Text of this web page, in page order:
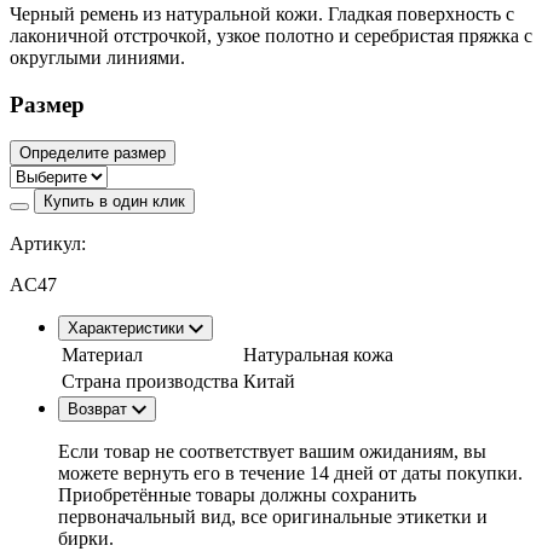
Черный ремень из натуральной кожи. Гладкая поверхность с
лаконичной отстрочкой, узкое полотно и серебристая пряжка с
округлыми линиями.
Размер
Определите размер
Купить в один клик
Артикул:
AC47
Характеристики
Материал
Натуральная кожа
Страна производства Китай
Возврат
Если товар не соответствует вашим ожиданиям, вы
можете вернуть его в течение 14 дней от даты покупки.
Приобретённые товары должны сохранить
первоначальный вид, все оригинальные этикетки и
бирки.